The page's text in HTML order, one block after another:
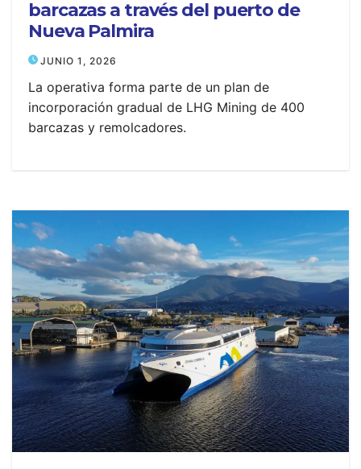
barcazas a través del puerto de
Nueva Palmira
JUNIO 1, 2026
La operativa forma parte de un plan de
incorporación gradual de LHG Mining de 400
barcazas y remolcadores.